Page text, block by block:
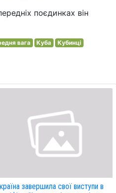
поєдинках він
вага Куба
Кубинці
завершила свої виступи в